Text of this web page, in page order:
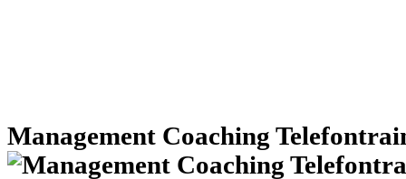
Management Coaching